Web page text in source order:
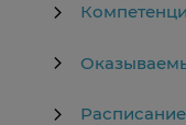
Расписание